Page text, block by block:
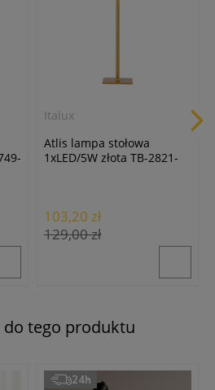
Italux
Atlis lampa stołowa
1xLED/5W złota TB-2821-
103,20 zł
129,00 zł
do tego produktu
24h